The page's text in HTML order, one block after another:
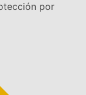
por